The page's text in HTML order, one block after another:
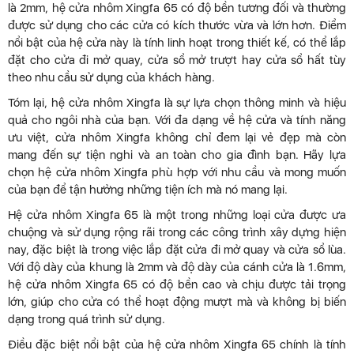
là 2mm, hệ cửa nhôm Xingfa 65 có độ bền tương đối và thường
được sử dụng cho các cửa có kích thước vừa và lớn hơn. Điểm
nổi bật của hệ cửa này là tính linh hoạt trong thiết kế, có thể lắp
đặt cho cửa đi mở quay, cửa sổ mở trượt hay cửa sổ hất tùy
theo nhu cầu sử dụng của khách hàng.
Tóm lại, hệ cửa nhôm Xingfa là sự lựa chọn thông minh và hiệu
quả cho ngôi nhà của bạn. Với đa dạng về hệ cửa và tính năng
ưu việt, cửa nhôm Xingfa không chỉ đem lại vẻ đẹp mà còn
mang đến sự tiện nghi và an toàn cho gia đình bạn. Hãy lựa
chọn hệ cửa nhôm Xingfa phù hợp với nhu cầu và mong muốn
của bạn để tận hưởng những tiện ích mà nó mang lại.
Hệ cửa nhôm Xingfa 65 là một trong những loại cửa được ưa
chuộng và sử dụng rộng rãi trong các công trình xây dựng hiện
nay, đặc biệt là trong việc lắp đặt cửa đi mở quay và cửa sổ lùa.
Với độ dày của khung là 2mm và độ dày của cánh cửa là 1.6mm,
hệ cửa nhôm Xingfa 65 có độ bền cao và chịu được tải trọng
lớn, giúp cho cửa có thể hoạt động mượt mà và không bị biến
dạng trong quá trình sử dụng.
Điều đặc biệt nổi bật của hệ cửa nhôm Xingfa 65 chính là tính